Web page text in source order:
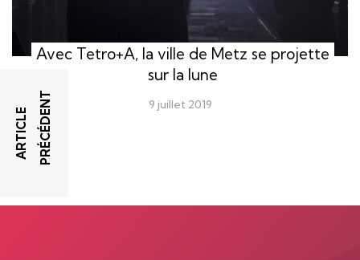
A
R
T
I
C
L
E
P
R
É
C
É
D
E
N T
Avec Tetro+A, la ville de Metz se projette
sur la lune
9 juillet 2019